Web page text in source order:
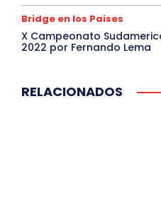
Bridge en los Paises
X Campeonato
2022 por Fernando Lema
RELACIONADOS